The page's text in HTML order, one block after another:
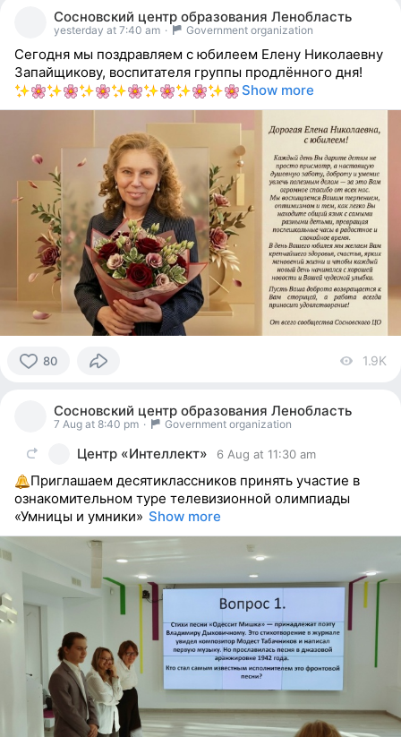
Сосновский центр образования Ленобласть
yesterday at 7:40 am · Government organization
Сегодня мы поздравляем с юбилеем Елену Николаевну
Запайщикову, воспитателя группы продлённого дня!
Show more
80 1.9K
Сосновский центр образования Ленобласть
7 Aug at 8:40 pm · Government organization
Центр «Интеллект» 6 Aug at 11:30 am
Приглашаем десятиклассников принять участие в
ознакомительном туре телевизионной олимпиады
«Умницы и умники» Show more